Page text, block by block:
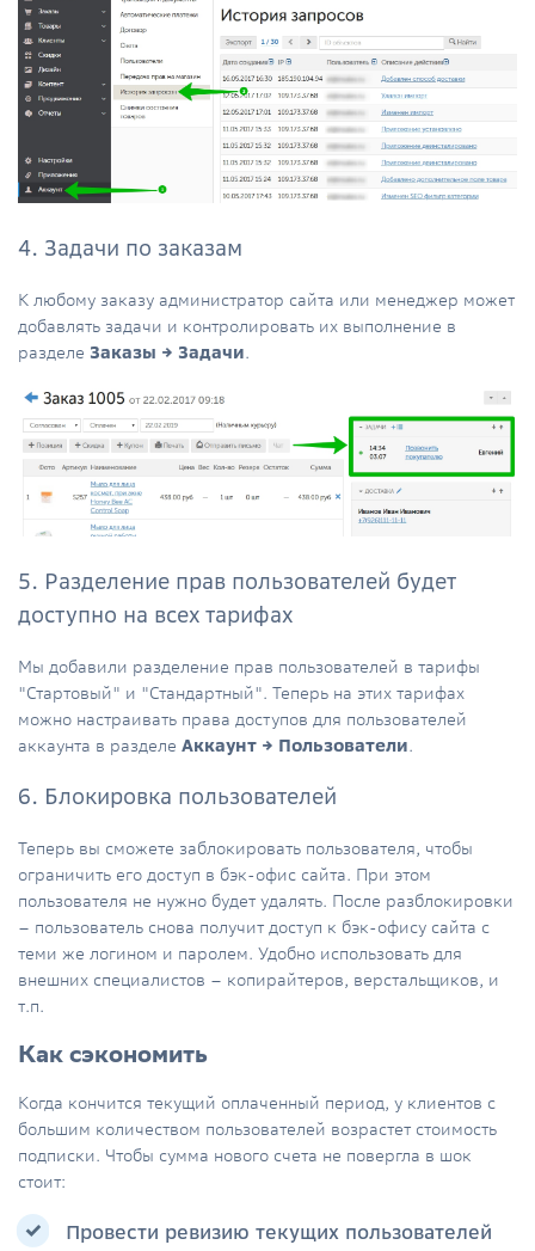
4. Задачи по заказам
К любому заказу администратор сайта или менеджер может
добавлять задачи и контролировать их выполнение в
разделе Заказы → Задачи.
5. Разделение прав пользователей будет
доступно на всех тарифах
Мы добавили разделение прав пользователей в тарифы
"Стартовый" и "Стандартный". Теперь на этих тарифах
можно настраивать права доступов для пользователей
аккаунта в разделе Аккаунт → Пользователи.
6. Блокировка пользователей
Теперь вы сможете заблокировать пользователя, чтобы
ограничить его доступ в бэк-офис сайта. При этом
пользователя не нужно будет удалять. После разблокировки
– пользователь снова получит доступ к бэк-офису сайта с
теми же логином и паролем. Удобно использовать для
внешних специалистов – копирайтеров, верстальщиков, и
т.п.
Как сэкономить
Когда кончится текущий оплаченный период, у клиентов с
большим количеством пользователей возрастет стоимость
подписки. Чтобы сумма нового счета не повергла в шок
стоит:
Провести ревизию текущих пользователей